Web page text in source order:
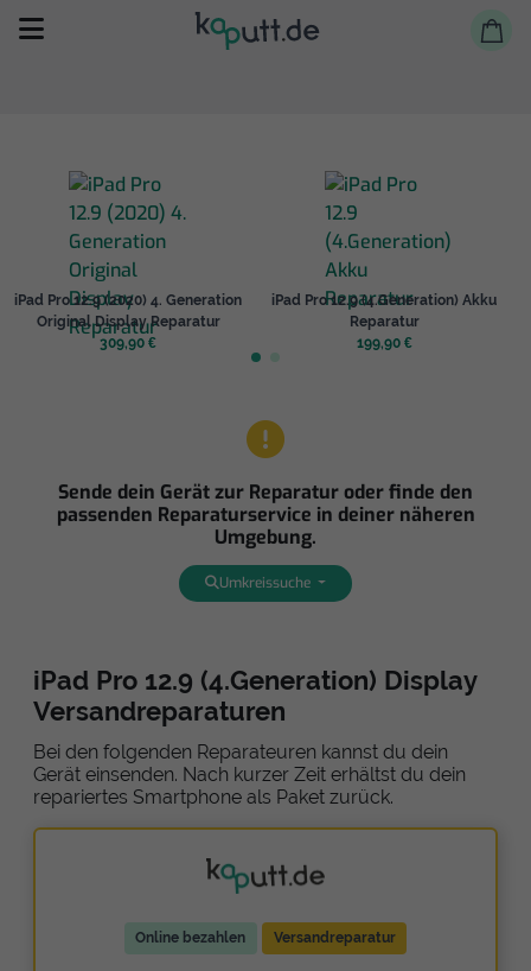
Selbst reparieren
Reparieren lassen
iPad Pro 12.9 (2020) 4. Generation
Original Display Reparatur
309,90 €
iPad Pro 12.9 (4.Generation) Akku
Reparatur
199,90 €
Sende dein Gerät zur Reparatur oder finde den
passenden Reparaturservice in deiner näheren
Umgebung.
Umkreissuche
iPad Pro 12.9 (4.Generation) Display
Versandreparaturen
Bei den folgenden Reparateuren kannst du dein
Gerät einsenden. Nach kurzer Zeit erhältst du dein
repariertes Smartphone als Paket zurück.
Online bezahlen Versandreparatur